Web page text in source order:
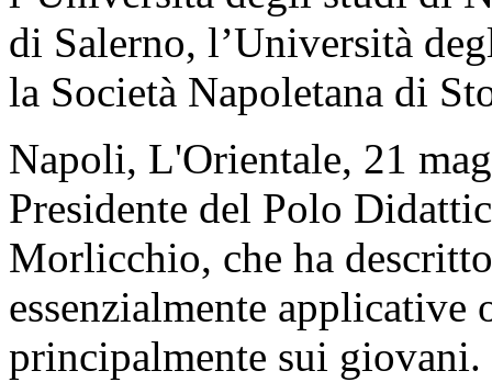
di Salerno, l’Università
la Società Napoletana di
Napoli, L'Orientale, 21
Presidente del Polo
Morlicchio, che ha
essenzialmente applicative
principalmente sui giovani.